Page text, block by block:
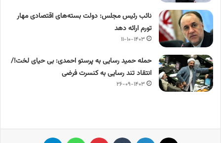
نائب رئیس مجلس: دولت بسته‌های اقتصادی مهار
تورم ارائه دهد
۱۱-۱۰-۱۴۰۳
حمله حمید رسایی به پرستو احمدی: بی حیای لخت!/
انتقاد تند رسایی به کنسرت فرضی
۲۶-۰۹-۱۴۰۳
لینکدین ‫تامبلر پینترست